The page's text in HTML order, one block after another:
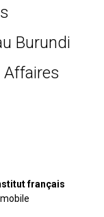
Burundi
français